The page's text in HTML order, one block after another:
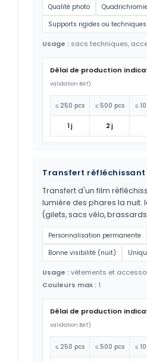
Qualité photo
Supports rigides ou techniques
Usage : sacs techniques,
Délai de production
validation BAT)
≤ 250 pcs ≤ 500 pcs ≤
1 j 2 j
Transfert réfléchissant
Transfert d'un film
lumière des phares la nuit.
(gilets, sacs vélo,
Personnalisation permanente
Bonne visibilité (nuit)
Usage :vêtements et
Couleurs max : 1
Délai de production
validation BAT)
≤ 250 pcs ≤ 500 pcs ≤